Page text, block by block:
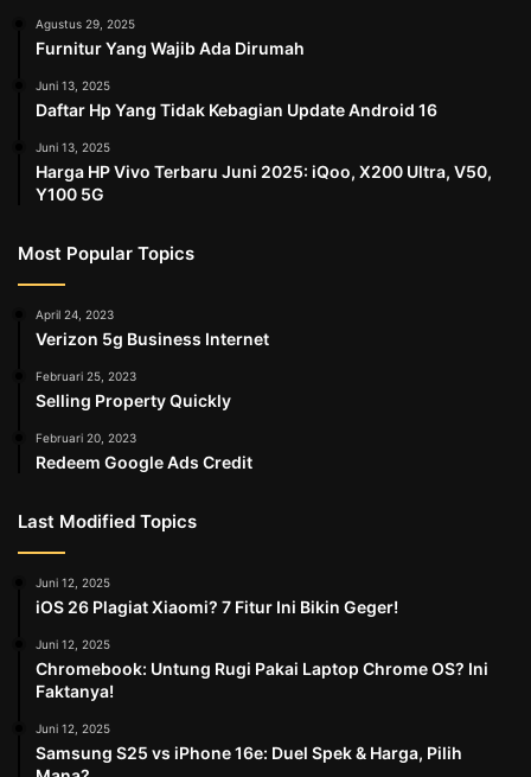
Agustus 29, 2025
Furnitur Yang Wajib Ada Dirumah
Juni 13, 2025
Daftar Hp Yang Tidak Kebagian Update Android 16
Juni 13, 2025
Harga HP Vivo Terbaru Juni 2025: iQoo, X200 Ultra, V50,
Y100 5G
Most Popular Topics
April 24, 2023
Verizon 5g Business Internet
Februari 25, 2023
Selling Property Quickly
Februari 20, 2023
Redeem Google Ads Credit
Last Modified Topics
Juni 12, 2025
iOS 26 Plagiat Xiaomi? 7 Fitur Ini Bikin Geger!
Juni 12, 2025
Chromebook: Untung Rugi Pakai Laptop Chrome OS? Ini
Faktanya!
Juni 12, 2025
Samsung S25 vs iPhone 16e: Duel Spek & Harga, Pilih